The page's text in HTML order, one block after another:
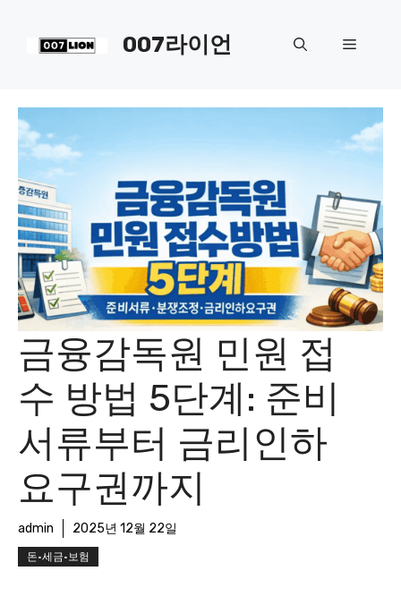
007라이언 메
금융감독원 민원 접
수 방법 5단계: 준비
서류부터 금리인하
요구권까지
admin 2025년 12월 22일
돈·세금·보험